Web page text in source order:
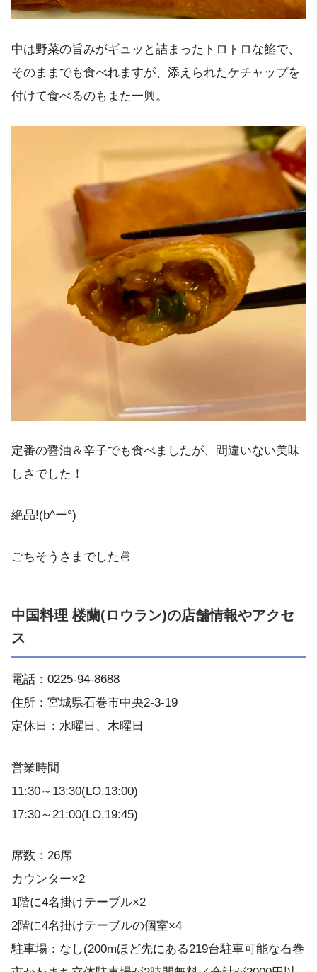
中は野菜の旨みがギュッと詰まったトロトロな餡で、
そのままでも食べれますが、添えられたケチャップを
付けて食べるのもまた一興。
定番の醤油＆辛子でも食べましたが、間違いない美味
しさでした！
絶品!(b^ー°)
ごちそうさまでした🍜
中国料理 楼蘭(ロウラン)の店舗情報やアクセ
ス
電話：0225-94-8688
住所：宮城県石巻市中央2-3-19
定休日：水曜日、木曜日
営業時間
11:30～13:30(LO.13:00)
17:30～21:00(LO.19:45)
席数：26席
カウンター×2
1階に4名掛けテーブル×2
2階に4名掛けテーブルの個室×4
駐車場：なし(200mほど先にある219台駐車可能な石巻